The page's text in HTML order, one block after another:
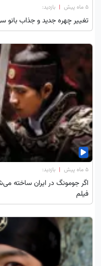
۵ ماه پیش | بازدید:
تغییر چهره جدید و جذاب بانو
۵ ماه پیش | بازدید:
اگر جومونگ در ایران ساخته
فیلم